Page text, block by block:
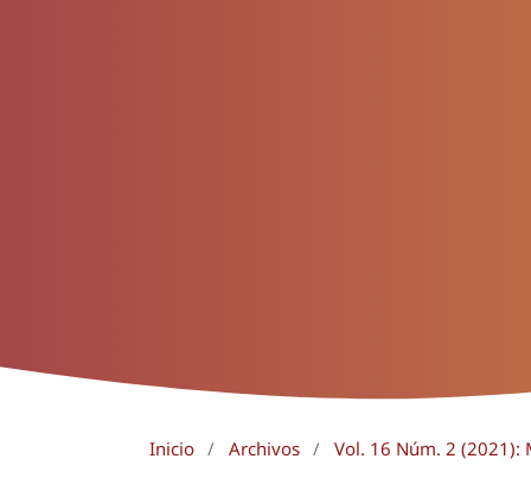
Inicio / Archivos / Vol. 16 Núm. 2 (2021):